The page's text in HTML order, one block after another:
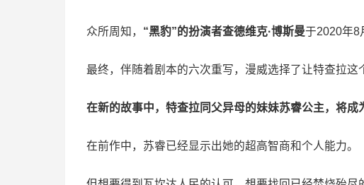
众所周知， “黑豹”的扮演者查德维克·博斯曼于2020年8
最终，伴随着剧本的六次重写，漫威选择了让特查拉这
在新的故事中，特查拉同父异母的妹妹苏睿公主，将成
在前作中，苏睿已经显示出她的超高智商和个人能力。